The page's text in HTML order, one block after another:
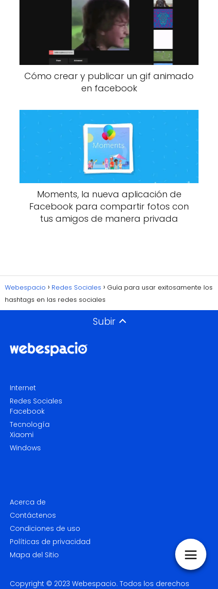
Cómo crear y publicar un gif animado
en facebook
Moments, la nueva aplicación de
Facebook para compartir fotos con
tus amigos de manera privada
Webespacio Redes Sociales
Guía para usar exitosamente los
hashtags en las redes sociales
Subir
Internet
Redes Sociales
Facebook
Tecnología
Xiaomi
Windows
Acerca de
Contáctenos
Condiciones de uso
Políticas de privacidad
Mapa del Sitio
Copyright © 2023 Webespacio. Todos los derechos